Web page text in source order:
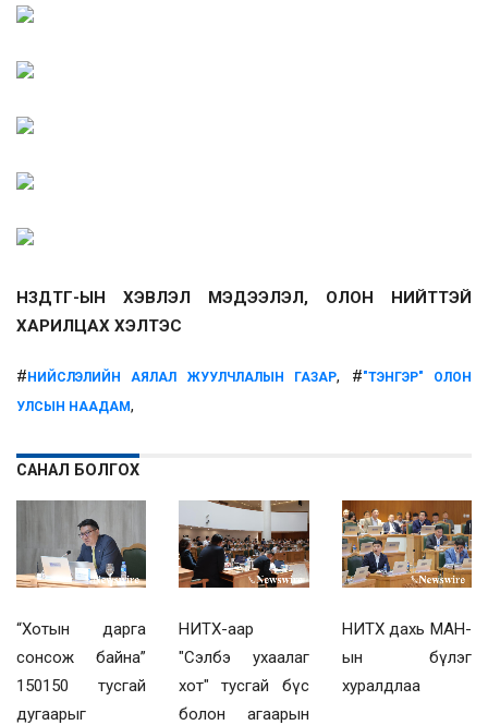
НЗДТГ-ЫН ХЭВЛЭЛ МЭДЭЭЛЭЛ, ОЛОН НИЙТТЭЙ
ХАРИЛЦАХ ХЭЛТЭС
# НИЙСЛЭЛИЙН АЯЛАЛ ЖУУЛЧЛАЛЫН ГАЗАР, #"ТЭНГЭР" ОЛОН
УЛСЫН НААДАМ,
САНАЛ БОЛГОХ
“Хотын дарга
сонсож байна”
150150 тусгай
дугаарыг
НИТХ-аар
"Сэлбэ ухаалаг
хот" тусгай бүс
болон агаарын
НИТХ дахь МАН-
ын бүлэг
хуралдлаа